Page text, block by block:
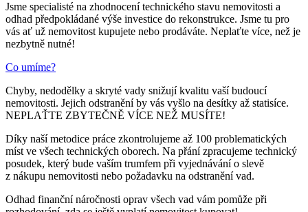
Jsme specialisté na zhodnocení technického stavu nemovitosti a
odhad předpokládané výše investice do rekonstrukce. Jsme tu pro
vás ať už nemovitost kupujete nebo prodáváte. Neplaťte více, než je
nezbytně nutné!
Co umíme?
Chyby, nedodělky a skryté vady snižují kvalitu vaší budoucí
nemovitosti. Jejich odstranění by vás vyšlo na desítky až statisíce.
NEPLAŤTE ZBYTEČNĚ VÍCE NEŽ MUSÍTE!
Díky naší metodice práce zkontrolujeme až 100 problematických
míst ve všech technických oborech. Na přání zpracujeme technický
posudek, který bude vaším trumfem při vyjednávání o slevě
z nákupu nemovitosti nebo požadavku na odstranění vad.
Odhad finanční náročnosti oprav všech vad vám pomůže při